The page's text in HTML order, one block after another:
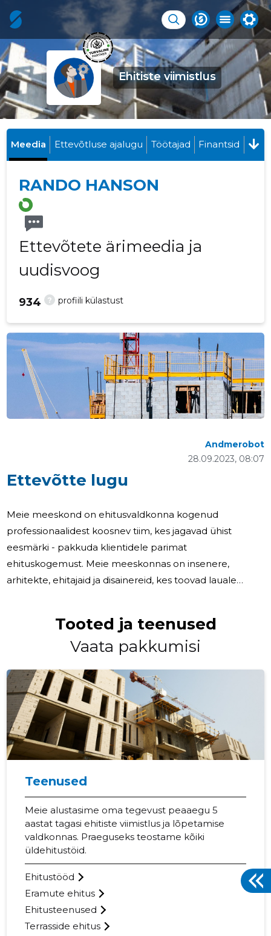
Ehitiste viimistlus
Meedia Ettevõtluse ajalugu Töötajad Finantsid
RANDO HANSON
Ettevõtete ärimeedia ja
uudisvoog
? profiili külastust
934
Ettevõtte lugu
28.09.2023, 08:07
Andmerobot
Meie meeskond on ehitusvaldkonna kogenud
professionaalidest koosnev tiim, kes jagavad ühist
eesmärki - pakkuda klientidele parimat
ehituskogemust. Meie meeskonnas on insenere,
arhitekte, ehitajaid ja disainereid, kes toovad lauale
kellel on kogemustepagas erinevatest projektidest,
olgu need siis elamispinnad, ärihooned või erilahendust
ühtsuse ja koostöövõime üle, mis võimaldab meil
lahendada ka kõige keerulisemaid ülesandeid. Meie
tegevusala Alustades
Tooted ja teenused
Vaata pakkumisi
Teenused
Meie alustasime oma tegevust peaaegu 5
aastat tagasi ehitiste viimistlus ja lõpetamise
valdkonnas. Praeguseks teostame kõiki
üldehitustöid.
Ehitustööd
Eramute ehitus
Ehitusteenused
Terrasside ehitus